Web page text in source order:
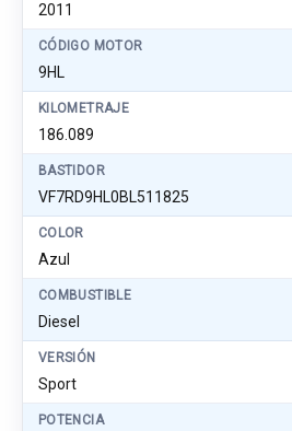
2011
CÓDIGO MOTOR
9HL
KILOMETRAJE
186.089
BASTIDOR
VF7RD9HL0BL511825
COLOR
Azul
COMBUSTIBLE
Diesel
VERSIÓN
Sport
POTENCIA